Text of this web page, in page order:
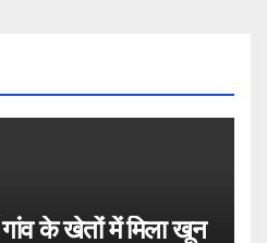
के खेतों में मिला खून